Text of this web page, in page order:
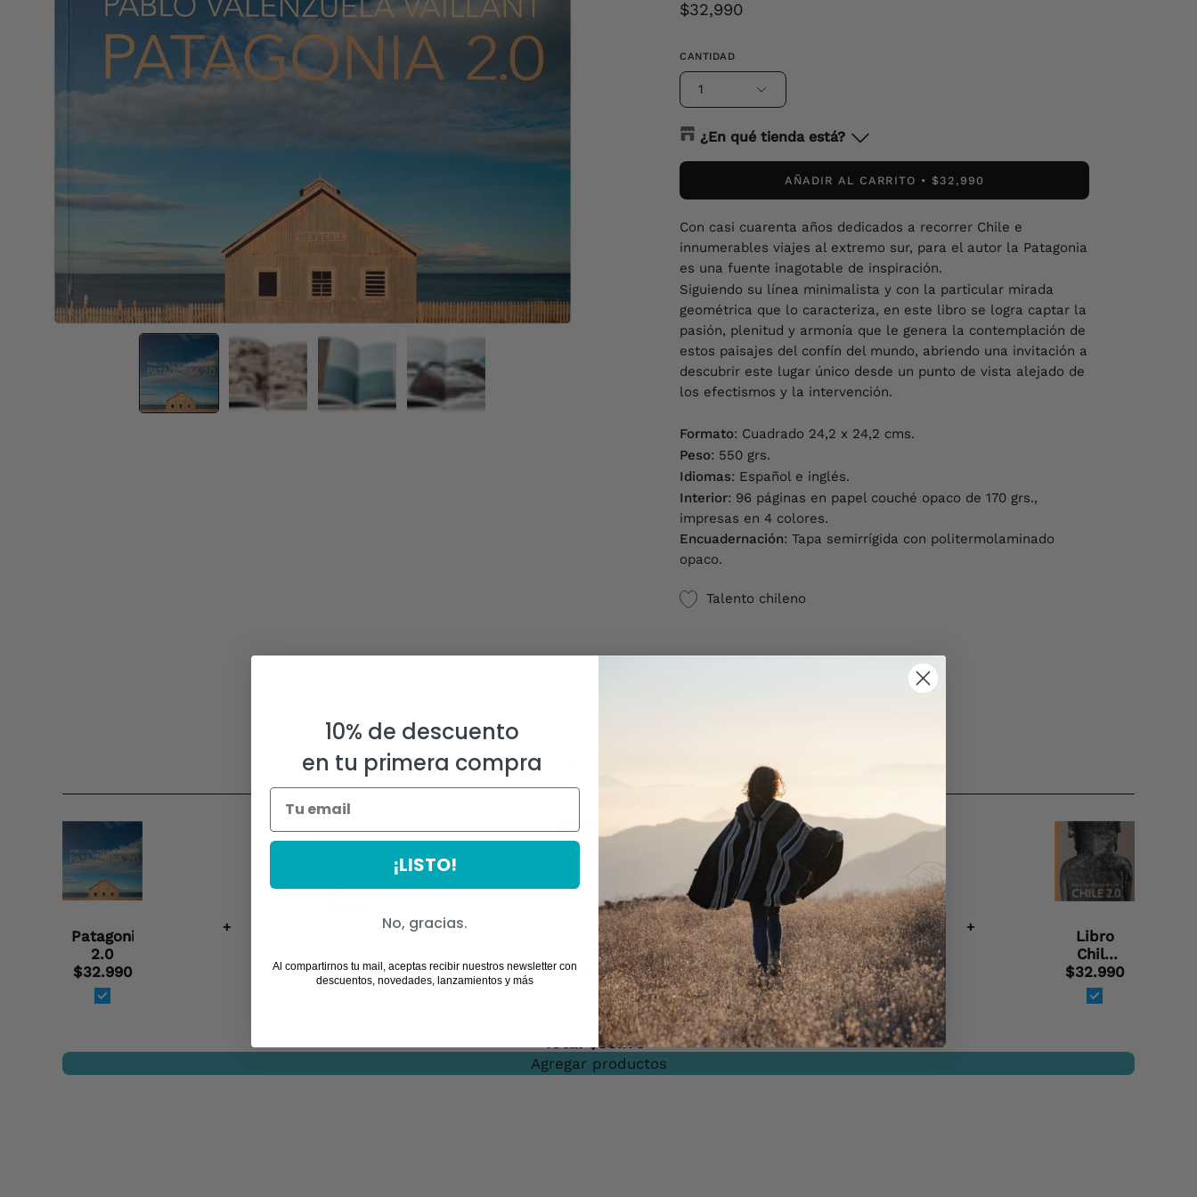
$32,990
CANTIDAD
1
¿En qué tienda está?
AÑADIR AL CARRITO $32,990
Con casi cuarenta años dedicados a recorrer Chile e
innumerables viajes al extremo sur, para el autor la Patagonia
es una fuente inagotable de inspiración.
Siguiendo su línea minimalista y con la particular mirada
geométrica que lo caracteriza, en este libro se logra captar la
pasión, plenitud y armonía que le genera la contemplación de
estos paisajes del confín del mundo, abriendo una invitación a
descubrir este lugar único desde un punto de vista alejado de
los efectismos y la intervención.
Formato: Cuadrado 24,2 x 24,2 cms.
Peso: 550 grs.
Idiomas: Español e inglés.
Interior: 96 páginas en papel couché opaco de 170 grs.,
impresas en 4 colores.
Encuadernación: Tapa semirrígida con politermolaminado
opaco.
Talento chileno
Comprados juntos habitualmente
Patagonia
2.0
$32.990
+
Bolsa
$200
Libro
Chile
Profundo
(tapa
blanda)
$25.990
+
Para
Regalo
$1.000
+
Libro
Chile
2.0
$32.990
$93.170
Agregar productos
10% de descuento
en tu primera compra
¡LISTO!
No, gracias.
Al compartirnos tu mail, aceptas recibir nuestros newsletter con
descuentos, novedades, lanzamientos y más